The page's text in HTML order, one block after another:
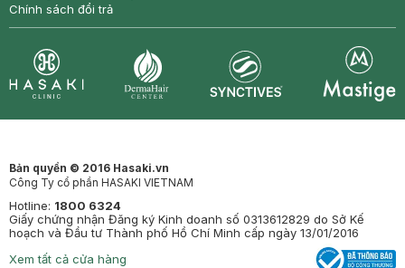
Chính sách đổi trả
Bản quyền © 2016 Hasaki.vn
Công Ty cổ phần HASAKI VIETNAM
Hotline: 1800 6324
Giấy chứng nhận Đăng ký Kinh doanh số 0313612829 do Sở Kế
hoạch và Đầu tư Thành phố Hồ Chí Minh cấp ngày 13/01/2016
Xem tất cả cửa hàng